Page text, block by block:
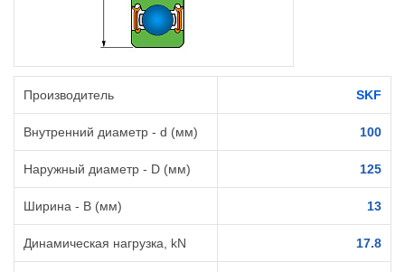
Производитель SKF
Внутренний диаметр - d (мм) 100
Наружный диаметр - D (мм) 125
Ширина - B (мм) 13
Динамическая нагрузка, kN 17.8